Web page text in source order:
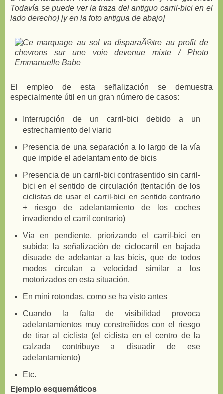
Todavía se puede ver la traza del antiguo carril-bici en el
lado derecho) [y en la foto antigua de abajo]
El empleo de esta señalización se demuestra
especialmente útil en un gran número de casos:
Interrupción de un carril-bici debido a un
estrechamiento del viario
Presencia de una separación a lo largo de la vía
que impide el adelantamiento de bicis
Presencia de un carril-bici contrasentido sin carril-
bici en el sentido de circulación (tentación de los
ciclistas de usar el carril-bici en sentido contrario
+ riesgo de adelantamiento de los coches
invadiendo el carril contrario)
Vía en pendiente, priorizando el carril-bici en
subida: la señalización de ciclocarril en bajada
disuade de adelantar a las bicis, que de todos
modos circulan a velocidad similar a los
motorizados en esta situación.
En mini rotondas, como se ha visto antes
Cuando la falta de visibilidad provoca
adelantamientos muy constreñidos con el riesgo
de tirar al ciclista (el ciclista en el centro de la
calzada contribuye a disuadir de ese
adelantamiento)
Etc.
Ejemplo esquemáticos